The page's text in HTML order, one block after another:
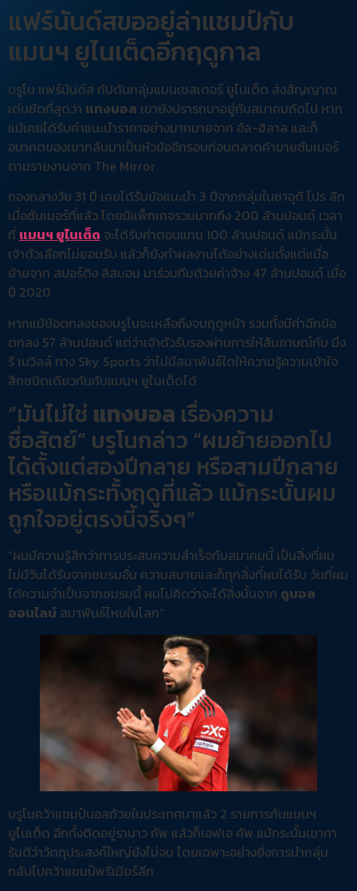
แฟร์นันด์สขออยู่ล่าแชมป์กับ
แมนฯ ยูไนเต็ดอีกฤดูกาล
บรูโน แฟร์นันด์ส กัปตันกลุ่มแมนเชสเตอร์ ยูไนเต็ด ส่งสัญญาณ
เด่นชัดที่สุดว่า แทงบอล เขายังปรารถนาอยู่กับสมาคมถัดไป หาก
แม้เคยได้รับคำแนะนำราคาอย่างมากมายจาก อัล-ฮิลาล และก็
อนาคตของเขากลับมาเป็นหัวข้ออีกรอบก่อนตลาดค้าขายซัมเมอร์
ตามรายงานจาก The Mirror
กองกลางวัย 31 ปี เคยได้รับข้อแนะนำ 3 ปีจากกลุ่มในซาอุดี โปร ลีก
เมื่อซัมเมอร์ที่แล้ว โดยมีแพ็กเกจรวมมากถึง 200 ล้านปอนด์ เวลา
ที่ แมนฯ ยูไนเต็ด จะได้รับค่าตอบแทน 100 ล้านปอนด์ แม้กระนั้น
เจ้าตัวเลือกไม่ยอมรับ แล้วก็ยังทำผลงานได้อย่างเด่นตั้งแต่แมื่อ
ย้ายจาก สปอร์ติง ลิสบอน มาร่วมทีมด้วยค่าจ้าง 47 ล้านปอนด์ เมื่อ
ปี 2020
หากแม้ข้อตกลงของบรูโนจะเหลือถึงจบฤดูหน้า รวมทั้งมีค่าฉีกข้อ
ตกลง 57 ล้านปอนด์ แต่ว่าเจ้าตัวรับรองผ่านการให้สัมภาษณ์กับ มึง
รี เนวิลล์ ทาง Sky Sports ว่าไม่มีสมาพันธ์ใดให้ความรู้ความเข้าใจ
สึกชนิดเดียวกันกับแมนฯ ยูไนเต็ดได้
“มันไม่ใช่ แทงบอล เรื่องความ
ซื่อสัตย์” บรูโนกล่าว “ผมย้ายออกไป
ได้ตั้งแต่สองปีกลาย หรือสามปีกลาย
หรือแม้กระทั้งฤดูที่แล้ว แม้กระนั้นผม
ถูกใจอยู่ตรงนี้จริงๆ”
“ผมมีความรู้สึกว่าการประสบความสำเร็จกับสมาคมนี้ เป็นสิ่งที่ผม
ไม่มีวันได้รับจากชมรมอื่น ความสบายและก็ทุกสิ่งที่ผมได้รับ วันที่ผม
ได้ความจำเป็นจากชมรมนี้ ผมไม่คิดว่าจะได้สิ่งนั้นจาก ดูบอล
ออนไลน์ สมาพันธ์ไหนในโลก”
บรูโนคว้าแชมป์บอลถ้วยในประเทศมาแล้ว 2 รายการกับแมนฯ
ยูไนเต็ด อีกทั้งติดอยู่ราบาว คัพ แล้วก็เอฟเอ คัพ แม้กระนั้นเขากา
รันตีว่าวัตถุประสงค์ใหญ่ยังไม่จบ โดยเฉพาะอย่างยิ่งการนำกลุ่ม
กลับไปคว้าแชมป์พรีเมียร์ลีก